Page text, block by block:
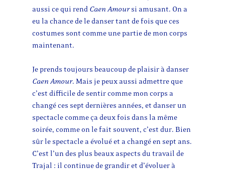
aussi ce qui rend Caen Amoursi amusant. On a
eu la chance de le danser tant de fois que ces
costumes sont comme une partie de mon corps
maintenant.
Je prends toujours beaucoup de plaisir à danser
Caen Amour. Mais je peux aussi admettre que
c’est difficile de sentir comme mon corps a
changé ces sept dernières années, et danser un
spectacle comme ça deux fois dans la même
soirée, comme on le fait souvent, c’est dur. Bien
sûr le spectacle a évolué et a changé en sept ans.
C’est l’un des plus beaux aspects du travail de
Trajal : il continue de grandir et d’évoluer à